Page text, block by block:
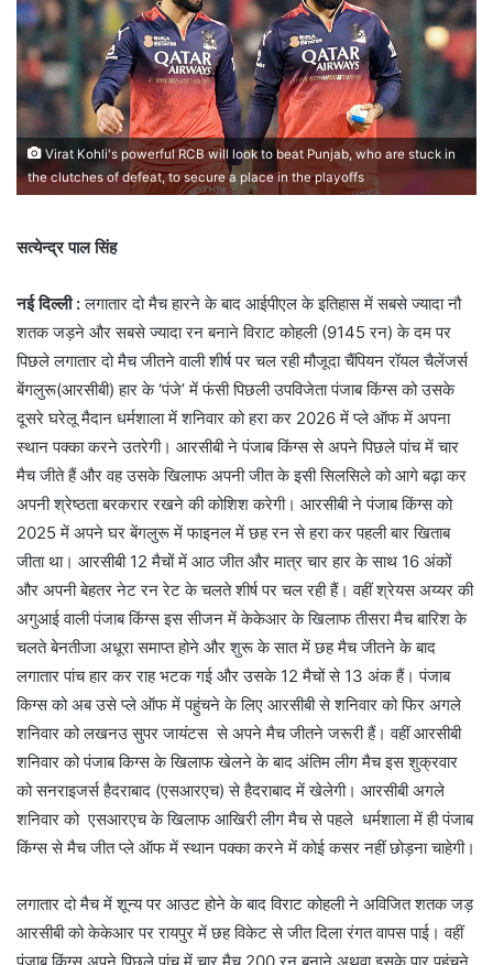
Virat Kohli's powerful RCB will look to beat Punjab, who are stuck in
the clutches of defeat, to secure a place in the playoffs
सत्येन्द्र पाल सिंह
नई दिल्ली :लगातार दो मैच हारने के बाद आईपीएल के इतिहास में सबसे ज्यादा नौ
शतक जड़ने और सबसे ज्यादा रन बनाने विराट कोहली (9145 रन) के दम पर
पिछले लगातार दो मैच जीतने वाली शीर्ष पर चल रही मौजूदा चैंपियन रॉयल चैलेंजर्स
बेंगलुरू(आरसीबी) हार के ‘पंजे’ में फंसी पिछली उपविजेता पंजाब किंग्स को उसके
दूसरे घरेलू मैदान धर्मशाला में शनिवार को हरा कर 2026 में प्ले ऑफ में अपना
स्थान पक्का करने उतरेगी। आरसीबी ने पंजाब किंग्स से अपने पिछले पांच में चार
मैच जीते हैं और वह उसके खिलाफ अपनी जीत के इसी सिलसिले को आगे बढ़ा कर
अपनी श्रेष्ठता बरकरार रखने की कोशिश करेगी। आरसीबी ने पंजाब किंग्स को
2025 में अपने घर बेंगलुरू में फाइनल में छह रन से हरा कर पहली बार खिताब
जीता था। आरसीबी 12 मैचों में आठ जीत और मात्र चार हार के साथ 16 अंकों
और अपनी बेहतर नेट रन रेट के चलते शीर्ष पर चल रही हैं। वहीं श्रेयस अय्यर की
अगुआई वाली पंजाब किंग्स इस सीजन में केकेआर के खिलाफ तीसरा मैच बारिश के
चलते बेनतीजा अधूरा समाप्त होने और शुरू के सात में छह मैच जीतने के बाद
लगातार पांच हार कर राह भटक गई और उसके 12 मैचों से 13 अंक हैं। पंजाब
किग्स को अब उसे प्ले ऑफ में पहुंचने के लिए आरसीबी से शनिवार को फिर अगले
शनिवार को लखनउ सुपर जायंटस से अपने मैच जीतने जरूरी हैं। वहीं आरसीबी
शनिवार को पंजाब किग्स के खिलाफ खेलने के बाद अंतिम लीग मैच इस शुक्रवार
को सनराइजर्स हैदराबाद (एसआरएच) से हैदराबाद में खेलेगी। आरसीबी अगले
शनिवार को एसआरएच के खिलाफ आखिरी लीग मैच से पहले धर्मशाला में ही पंजाब
किंग्स से मैच जीत प्ले ऑफ में स्थान पक्का करने में कोई कसर नहीं छोड़ना चाहेगी।
लगातार दो मैच में शून्य पर आउट होने के बाद विराट कोहली ने अविजित शतक जड़
आरसीबी को केकेआर पर रायपुर में छह विकेट से जीत दिला रंगत वापस पाई। वहीं
पंजाब किंग्स अपने पिछले पांच में चार मैच 200 रन बनाने अथवा इसके पार पहुंचने